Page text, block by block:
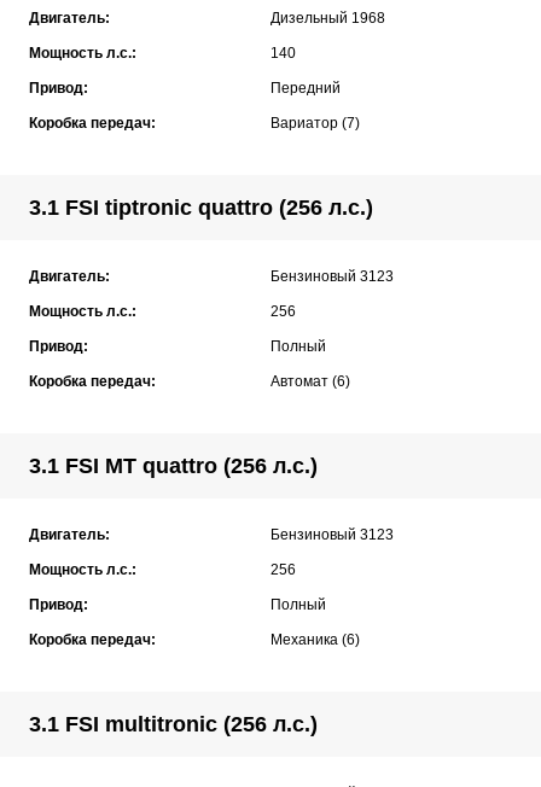
Двигатель: Дизельный 1968
Мощность л.с.: 140
Привод: Передний
Коробка передач: Вариатор (7)
3.1 FSI tiptronic quattro (256 л.с.)
Двигатель: Бензиновый 3123
Мощность л.с.: 256
Привод: Полный
Коробка передач: Автомат (6)
3.1 FSI MT quattro (256 л.с.)
Двигатель: Бензиновый 3123
Мощность л.с.: 256
Привод: Полный
Коробка передач: Механика (6)
3.1 FSI multitronic (256 л.с.)